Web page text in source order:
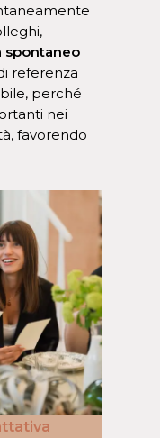
spontaneo
referenza
perché
nei
favorendo